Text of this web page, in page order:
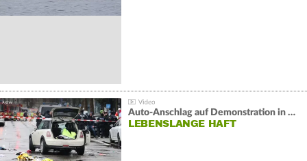
Auto-Anschlag auf Demonstration in München:
LEBENSLANGE HAFT